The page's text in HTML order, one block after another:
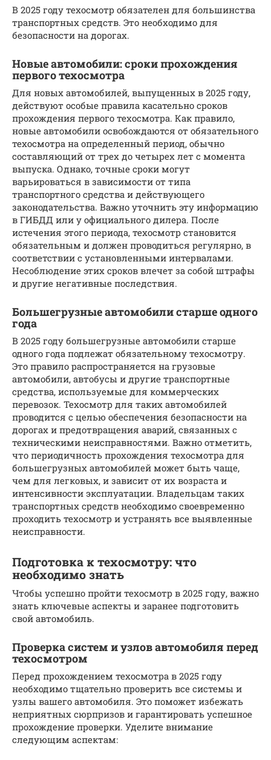
В 2025 году техосмотр обязателен для большинства
транспортных средств. Это необходимо для
безопасности на дорогах.
Новые автомобили: сроки прохождения
первого техосмотра
Для новых автомобилей, выпущенных в 2025 году,
действуют особые правила касательно сроков
прохождения первого техосмотра. Как правило,
новые автомобили освобождаются от обязательного
техосмотра на определенный период, обычно
составляющий от трех до четырех лет с момента
выпуска. Однако, точные сроки могут
варьироваться в зависимости от типа
транспортного средства и действующего
законодательства. Важно уточнить эту информацию
в ГИБДД или у официального дилера. После
истечения этого периода, техосмотр становится
обязательным и должен проводиться регулярно, в
соответствии с установленными интервалами.
Несоблюдение этих сроков влечет за собой штрафы
и другие негативные последствия.
Большегрузные автомобили старше одного
года
В 2025 году большегрузные автомобили старше
одного года подлежат обязательному техосмотру.
Это правило распространяется на грузовые
автомобили, автобусы и другие транспортные
средства, используемые для коммерческих
перевозок. Техосмотр для таких автомобилей
проводится с целью обеспечения безопасности на
дорогах и предотвращения аварий, связанных с
техническими неисправностями. Важно отметить,
что периодичность прохождения техосмотра для
большегрузных автомобилей может быть чаще,
чем для легковых, и зависит от их возраста и
интенсивности эксплуатации. Владельцам таких
транспортных средств необходимо своевременно
проходить техосмотр и устранять все выявленные
неисправности.
Подготовка к техосмотру: что
необходимо знать
Чтобы успешно пройти техосмотр в 2025 году, важно
знать ключевые аспекты и заранее подготовить
свой автомобиль.
Проверка систем и узлов автомобиля перед
техосмотром
Перед прохождением техосмотра в 2025 году
необходимо тщательно проверить все системы и
узлы вашего автомобиля. Это поможет избежать
неприятных сюрпризов и гарантировать успешное
прохождение проверки. Уделите внимание
следующим аспектам: